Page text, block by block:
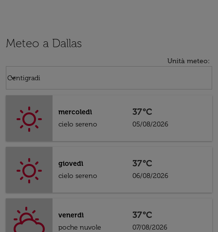
Meteo a Dallas
Unità meteo:
Centigradi
keyboard_arrow_down
mercoledì
cielo sereno
37°C
05/08/2026
giovedì
cielo sereno
37°C
06/08/2026
venerdì
poche nuvole
37°C
07/08/2026